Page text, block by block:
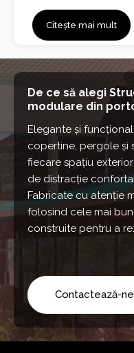
Citește mai mult
De ce să alegi
modulare din
Elegante și
copertine, pergole și
fiecare spațiu
de distracție
Fabricate cu atenție
folosind cele mai
construite pentru a
Contactează-